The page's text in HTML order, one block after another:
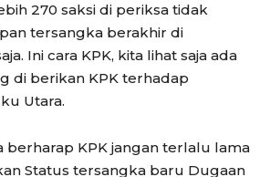
270 saksi di periksa tidak
tersangka berakhir di
Ini cara KPK, kita lihat saja ada
di berikan KPK terhadap
Utara.
berharap KPK jangan terlalu lama
Status tersangka baru Dugaan